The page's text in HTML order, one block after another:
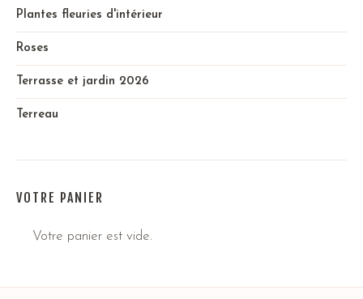
Plantes fleuries d'intérieur
Roses
Terrasse et jardin 2026
Terreau
VOTRE PANIER
Votre panier est vide.